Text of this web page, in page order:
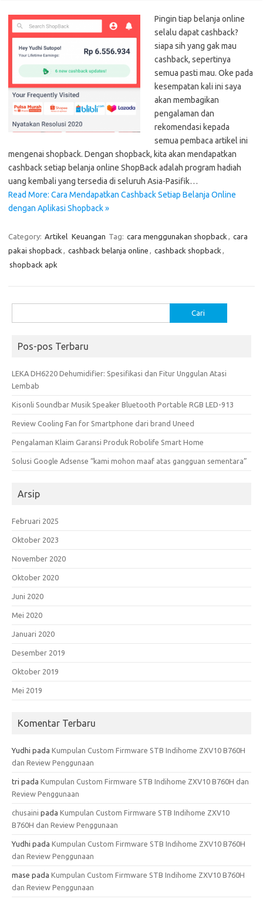
Pingin tiap belanja online
selalu dapat cashback?
siapa sih yang gak mau
cashback, sepertinya
semua pasti mau. Oke pada
kesempatan kali ini saya
akan membagikan
pengalaman dan
rekomendasi kepada
semua pembaca artikel ini
mengenai shopback. Dengan shopback, kita akan mendapatkan
cashback setiap belanja online ShopBack adalah program hadiah
uang kembali yang tersedia di seluruh Asia-Pasifik…
Read More: Cara Mendapatkan Cashback Setiap Belanja Online
dengan Aplikasi Shopback »
Category: Artikel Keuangan Tag: cara menggunakan shopback , cara
pakai shopback , cashback belanja online , cashback shopback ,
shopback apk
untuk:
Pos-pos Terbaru
LEKA DH6220 Dehumidifier: Spesifikasi dan Fitur Unggulan Atasi
Lembab
Kisonli Soundbar Musik Speaker Bluetooth Portable RGB LED-913
Review Cooling Fan for Smartphone dari brand Uneed
Pengalaman Klaim Garansi Produk Robolife Smart Home
Solusi Google Adsense “kami mohon maaf atas gangguan sementara”
Arsip
Februari 2025
Oktober 2023
November 2020
Oktober 2020
Juni 2020
Mei 2020
Januari 2020
Desember 2019
Oktober 2019
Mei 2019
Komentar Terbaru
Yudhi pada Kumpulan Custom Firmware STB Indihome ZXV10 B760H
dan Review Penggunaan
tri pada Kumpulan Custom Firmware STB Indihome ZXV10 B760H dan
Review Penggunaan
chusaini pada Kumpulan Custom Firmware STB Indihome ZXV10
B760H dan Review Penggunaan
Yudhi pada Kumpulan Custom Firmware STB Indihome ZXV10 B760H
dan Review Penggunaan
mase pada Kumpulan Custom Firmware STB Indihome ZXV10 B760H
dan Review Penggunaan